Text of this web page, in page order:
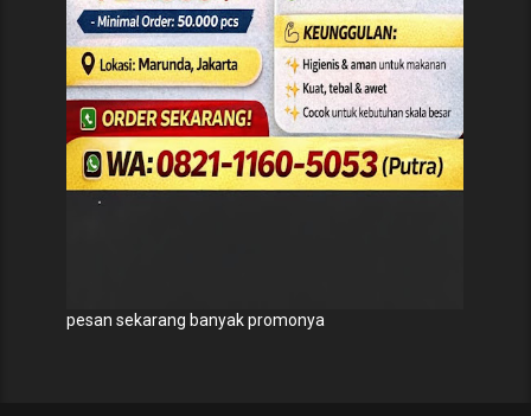
pesan sekarang banyak promonya